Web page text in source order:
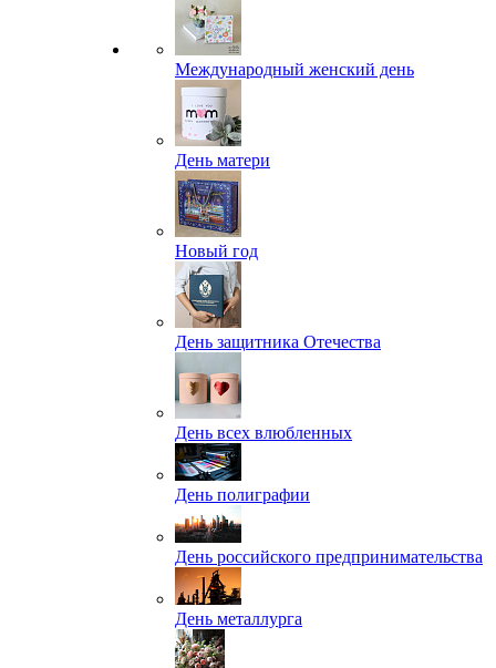
Международный женский день
День матери
Новый год
День защитника Отечества
День всех влюбленных
День полиграфии
День российского предпринимательства
День металлурга